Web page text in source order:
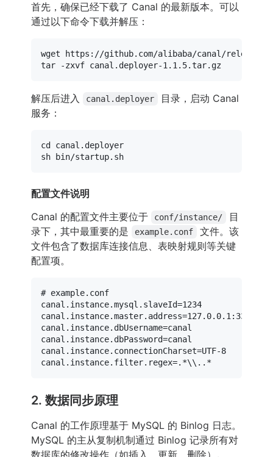
首先，确保已经下载了 Canal 的最新版本。可以
通过以下命令下载并解压：
wget https://github.com/alibaba/canal/
解压后进入 canal.deployer
目录，启动 Canal
服务：
cd
canal.deployer
配置文件说明
Canal 的配置文件主要位于
conf/instance/
目
录下，其中最重要的是
example.conf
文件。该
文件包含了数据库连接信息、表映射规则等关键
配置项。
# example.conf
canal.instance.mysql.slaveId=1234
canal.instance.master.address=127.0.0.1:3306
canal.instance.dbUsername=canal
canal.instance.dbPassword=canal
canal.instance.connectionCharset=UTF-8
canal.instance.filter.regex=.*\\..*
2. 数据同步原理
Canal 的工作原理基于 MySQL 的 Binlog 日志。
MySQL 的主从复制机制通过 Binlog 记录所有对